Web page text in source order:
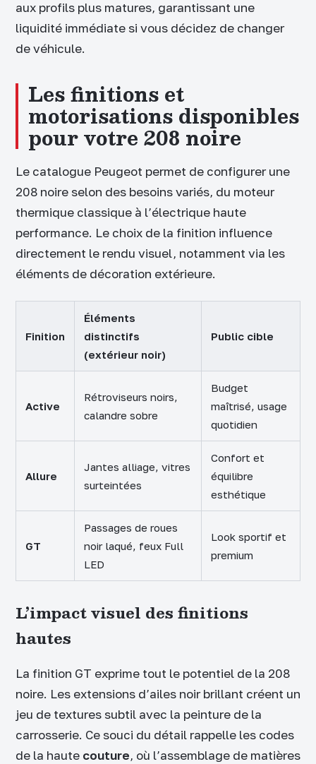
aux profils plus matures, garantissant une
liquidité immédiate si vous décidez de changer
de véhicule.
Les finitions et
motorisations disponibles
pour votre 208 noire
Le catalogue Peugeot permet de configurer une
208 noire selon des besoins variés, du moteur
thermique classique à l’électrique haute
performance. Le choix de la finition influence
directement le rendu visuel, notamment via les
éléments de décoration extérieure.
Finition
Éléments
distinctifs
(extérieur noir)
Public cible
Active
Rétroviseurs noirs,
calandre sobre
Budget
maîtrisé, usage
quotidien
Allure
Jantes alliage, vitres
surteintées
Confort et
équilibre
esthétique
GT
Passages de roues
noir laqué, feux Full
LED
Look sportif et
premium
L’impact visuel des finitions
hautes
La finition GT exprime tout le potentiel de la 208
noire. Les extensions d’ailes noir brillant créent un
jeu de textures subtil avec la peinture de la
carrosserie. Ce souci du détail rappelle les codes
de la haute couture, où l’assemblage de matières